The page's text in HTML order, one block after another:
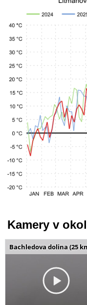
Kamery v
Bachledova dolina (25